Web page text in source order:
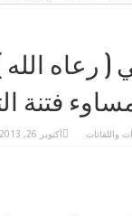
( رعاه
فتنة
واللقائات أكتوبر 26, 2013